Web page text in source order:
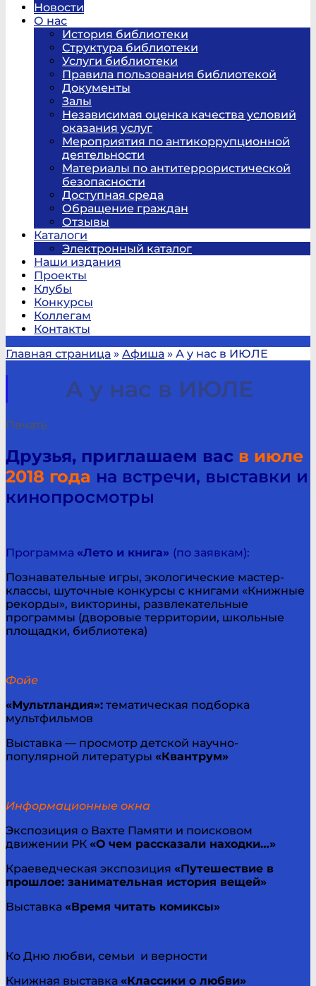
Новости
О нас
История библиотеки
Структура библиотеки
Услуги библиотеки
Правила пользования библиотекой
Документы
Залы
Независимая оценка качества условий
оказания услуг
Мероприятия по антикоррупционной
деятельности
Материалы по антитеррористической
безопасности
Доступная среда
Обращение граждан
Отзывы
Каталоги
Электронный каталог
Наши издания
Проекты
Клубы
Конкурсы
Коллегам
Контакты
Главная страница » Афиша » А у нас в ИЮЛЕ
А у нас в ИЮЛЕ
Печать
Друзья, приглашаем вас в июле
2018 года на встречи, выставки и
кинопросмотры
Программа «Лето и книга» (по заявкам):
Познавательные игры, экологические мастер-
классы, шуточные конкурсы с книгами «Книжные
рекорды», викторины, развлекательные
программы (дворовые территории, школьные
площадки, библиотека)
Фойе
«Мультландия»: тематическая подборка
мультфильмов
Выставка — просмотр детской научно-
популярной литературы «Квантрум»
Информационные окна
Экспозиция о Вахте Памяти и поисковом
движении РК «О чем рассказали находки…»
Краеведческая экспозиция «Путешествие в
прошлое: занимательная история вещей»
Выставка «Время читать комиксы»
Ко Дню любви, семьи и верности
Книжная выставка «Классики о любви»